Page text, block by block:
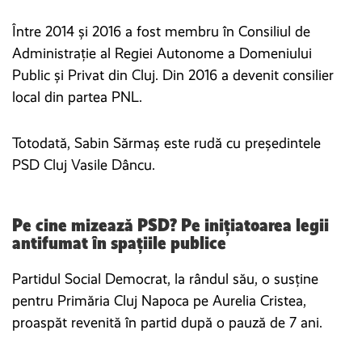
Între 2014 și 2016 a fost membru în Consiliul de
Administrație al Regiei Autonome a Domeniului
Public și Privat din Cluj. Din 2016 a devenit consilier
local din partea PNL.
Totodată, Sabin Sărmaș este rudă cu președintele
PSD Cluj Vasile Dâncu.
Pe cine mizează PSD? Pe iniţiatoarea legii
antifumat în spaţiile publice
Partidul Social Democrat, la rândul său, o susține
pentru Primăria Cluj Napoca pe Aurelia Cristea,
proaspăt revenită în partid după o pauză de 7 ani.